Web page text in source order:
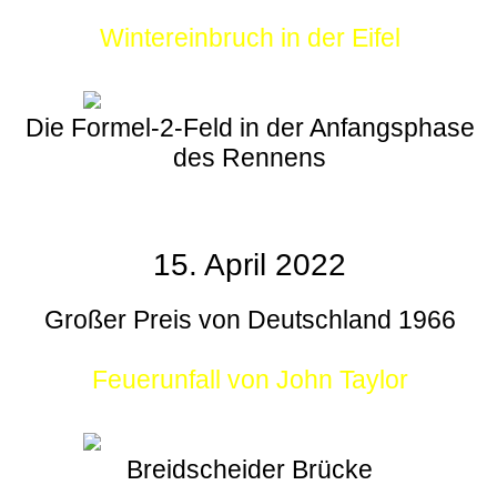
Wintereinbruch in der Eifel
Die Formel-2-Feld in der Anfangsphase
des Rennens
15. April 2022
Großer Preis von Deutschland 1966
Feuerunfall von John Taylor
Breidscheider Brücke